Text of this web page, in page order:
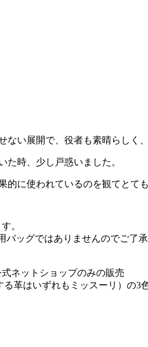
い展開で、役者も素晴らしく
た時、少し戸惑いました。
に使われているのを観てとて
。
ッグではありませんのでご了承
ネットショップのみの販売
革はいずれもミッスーリ）の3